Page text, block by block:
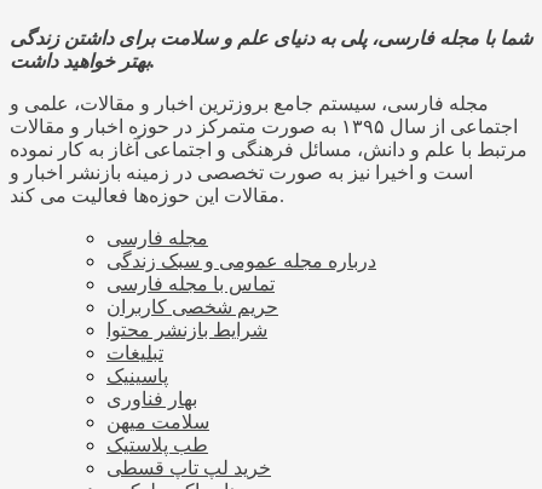
شما با مجله فارسی، پلی به دنیای علم و سلامت برای داشتن زندگی
بهتر خواهید داشت.
مجله فارسی، سیستم جامع بروزترین اخبار و مقالات، علمی و
اجتماعی از سال ۱۳۹۵ به صورت متمرکز در حوزه اخبار و مقالات
مرتبط با علم و دانش، مسائل فرهنگی و اجتماعی آغاز به کار نموده
است و اخیرا نیز به صورت تخصصی در زمینه بازنشر اخبار و
مقالات این حوزه‌ها فعالیت می کند.
مجله فارسی
درباره مجله عمومی و سبک زندگی
تماس با مجله فارسی
حریم شخصی کاربران
شرایط بازنشر محتوا
تبلیغات
پاسینیک
بهار فناوری
سلامت میهن
طب پلاستیک
خرید لپ تاپ قسطی